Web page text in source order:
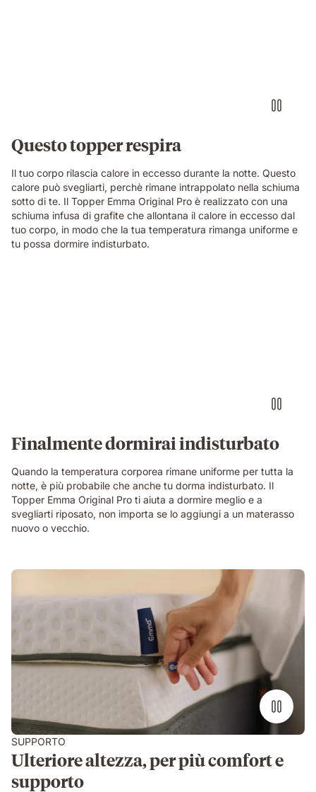
Questo topper respira
Il tuo corpo rilascia calore in eccesso durante la notte. Questo
calore può svegliarti, perchè rimane intrappolato nella schiuma
sotto di te. Il Topper Emma Original Pro è realizzato con una
schiuma infusa di grafite che allontana il calore in eccesso dal
tuo corpo, in modo che la tua temperatura rimanga uniforme e
tu possa dormire indisturbato.
Finalmente dormirai indisturbato
Quando la temperatura corporea rimane uniforme per tutta la
notte, è più probabile che anche tu dorma indisturbato. Il
Topper Emma Original Pro ti aiuta a dormire meglio e a
svegliarti riposato, non importa se lo aggiungi a un materasso
nuovo o vecchio.
SUPPORTO
Ulteriore altezza, per più comfort e
supporto